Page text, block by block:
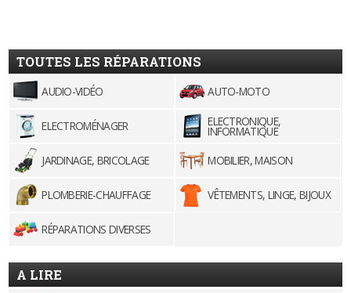
TOUTES LES RÉPARATIONS
AUDIO-VIDÉO AUTO-MOTO
ELECTROMÉNAGER ELECTRONIQUE,
INFORMATIQUE
JARDINAGE, BRICOLAGE
MOBILIER, MAISON
PLOMBERIE-CHAUFFAGE VÊTEMENTS, LINGE, BIJOUX
RÉPARATIONS DIVERSES
A LIRE